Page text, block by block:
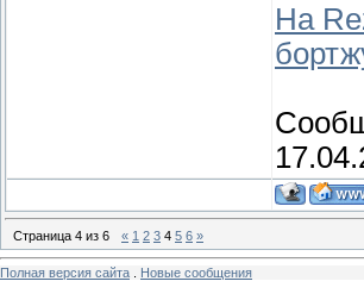
На
Страница 4 из 6 « 1 2 3 4 5 6 »
Полная версия сайта Новые сообщения